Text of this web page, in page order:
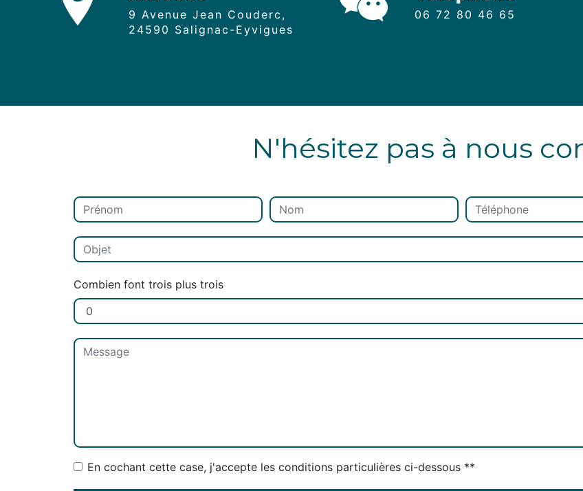
9 Avenue Jean Couderc,
24590 Salignac-Eyvigues
06 72 80 46 65
N'hésitez pas à nous
Combien font trois plus trois
En cochant cette case, j'accepte les conditions particulières ci-dessous **